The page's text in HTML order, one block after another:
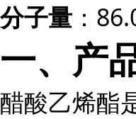
分子量 ：
一、产
醋酸乙烯酯